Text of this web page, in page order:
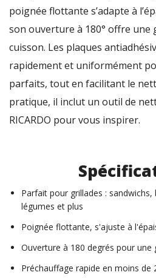
poignée flottante s’adapte à
son ouverture à 180° offre une
cuisson. Les plaques
rapidement et uniformément
parfaits, tout en facilitant le
pratique, il inclut un outil de
RICARDO pour vous inspirer.
Parfait pour grillades : sandwichs,
légumes et plus
Poignée flottante, s'ajuste à
Ouverture à 180 degrés pour une
Préchauffage rapide en moins de